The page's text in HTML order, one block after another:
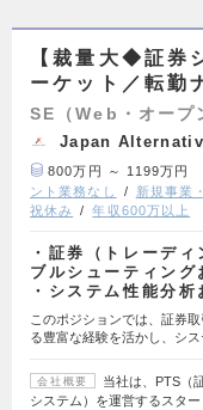
【裁量大◆証券
ーケット／転勤
SE（Web・オープ
Japan
800万円 ～ 1199万円
ント業務なし
新規事業
祝休み
年収600万以上
・証券（トレーデ
ブルシューティン
・システム性能分
このポジションでは、証券
る豊富な経験を活かし、シ
会社概要
当社は、PTS（
システム）を運営するスタ